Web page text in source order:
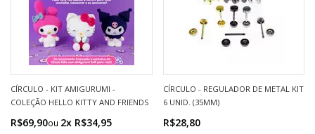
CÍRCULO - KIT AMIGURUMI -
COLEÇÃO HELLO KITTY AND FRIENDS
R$69,90 2x R$34,95
CÍRCULO - REGULADOR DE METAL KIT
6 UNID. (35MM)
R$28,80